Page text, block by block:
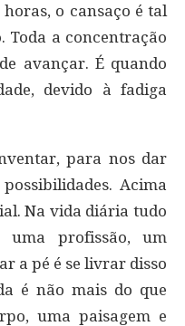
o cansaço é tal
Toda a concentração
avançar. É quando
devido à fadiga
para nos dar
Acima
Na vida diária tudo
uma profissão, um
a pé é se livrar disso
é não mais do que
uma paisagem e